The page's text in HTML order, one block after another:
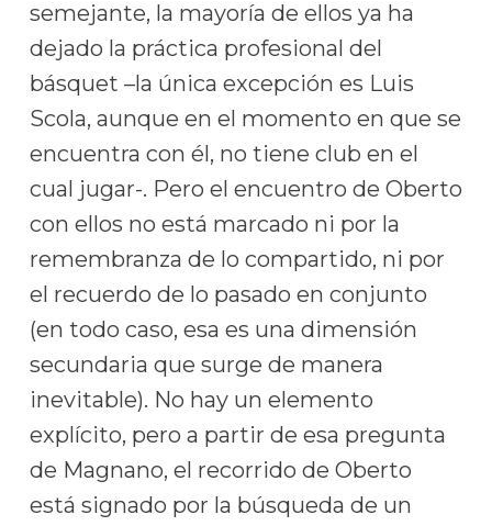
semejante, la mayoría de ellos ya ha
dejado la práctica profesional del
básquet –la única excepción es Luis
Scola, aunque en el momento en que se
encuentra con él, no tiene club en el
cual jugar-. Pero el encuentro de Oberto
con ellos no está marcado ni por la
remembranza de lo compartido, ni por
el recuerdo de lo pasado en conjunto
(en todo caso, esa es una dimensión
secundaria que surge de manera
inevitable). No hay un elemento
explícito, pero a partir de esa pregunta
de Magnano, el recorrido de Oberto
está signado por la búsqueda de un